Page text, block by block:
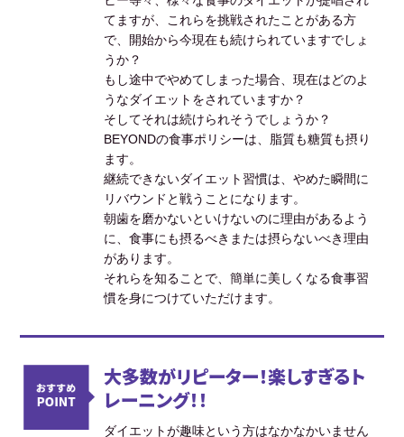
てますが、これらを挑戦されたことがある方
で、開始から今現在も続けられていますでしょ
うか？
もし途中でやめてしまった場合、現在はどのよ
うなダイエットをされていますか？
そしてそれは続けられそうでしょうか？
BEYONDの食事ポリシーは、脂質も糖質も摂り
ます。
継続できないダイエット習慣は、やめた瞬間に
リバウンドと戦うことになります。
朝歯を磨かないといけないのに理由があるよう
に、食事にも摂るべきまたは摂らないべき理由
があります。
それらを知ることで、簡単に美しくなる食事習
慣を身につけていただけます。
大多数がリピーター！楽しすぎるト
レーニング！！
ダイエットが趣味という方はなかなかいません